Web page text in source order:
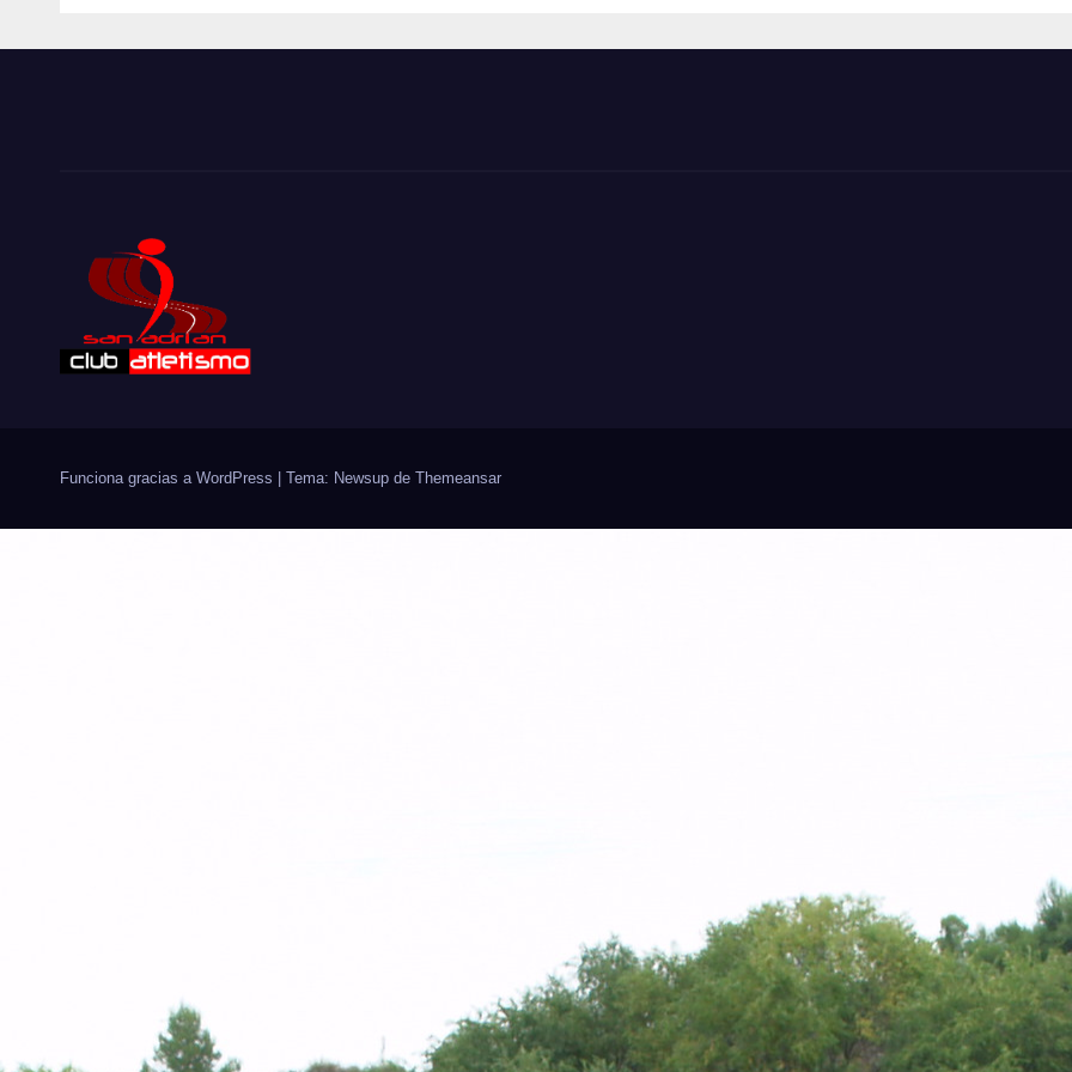
Hilfeseiten, Sprachoptionen und
Plattforminformationen betrachten.
Funciona gracias a WordPress | Tema: Newsup de Themeansar